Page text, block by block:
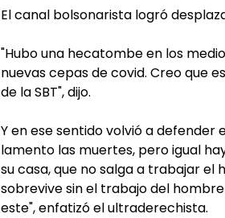
El canal bolsonarista logró
"Hubo una hecatombe en los
nuevas cepas de covid. Creo que
de la SBT", dijo.
Y en ese sentido volvió a defender
lamento las muertes, pero igual
su casa, que no salga a trabajar el
sobrevive sin el trabajo del
este", enfatizó el ultraderechista.